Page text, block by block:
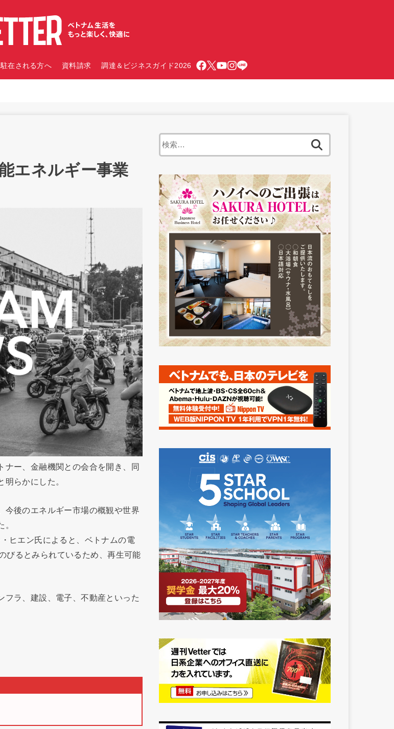
在される方へ 資料請求 調達＆ビジネスガイド2026
エネルギー事業
ー、金融機関との会合を開き、同
らかにした。
今後のエネルギー市場の概観や世界
ヒエン氏によると、ベトナムの電
びるとみられているため、再生可能
フラ、建設、電子、不動産といった